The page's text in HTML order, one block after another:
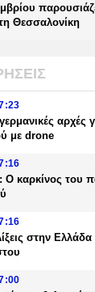
Θεσσαλονίκη
αρχές
με drone
καρκίνος του
στην